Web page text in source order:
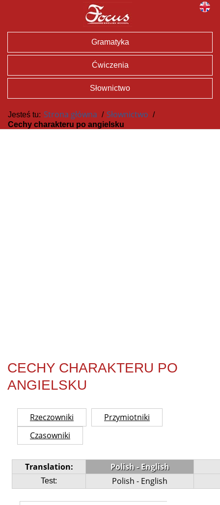
CECHY CHARAKTERU PO
ANGIELSKU
Rzeczowniki
Przymiotniki
Czasowniki
Translation: Polish - English
Test: Polish - English
Gramatyka
Ćwiczenia
Słownictwo
Jesteś tu: Strona główna / Słownictwo /
Cechy charakteru po angielsku